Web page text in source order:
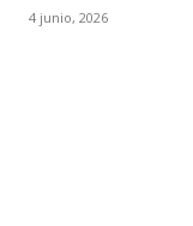
4 junio, 2026